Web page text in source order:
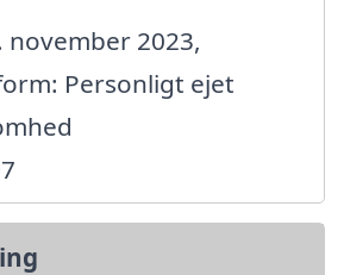
2023,
Personligt ejet